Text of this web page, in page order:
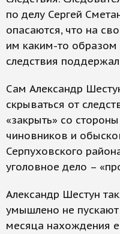
по делу Сергей
опасаются, что на
им каким-то
следствия
Сам Александр
скрываться от
«закрыть» со
чиновников и
Серпуховского
уголовное дело –
Александр Шестун
умышлено не
месяца нахождения